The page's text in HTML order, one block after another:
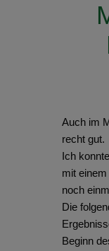
Auch im
recht gut.
Ich
mit
noch
Die
Beginn